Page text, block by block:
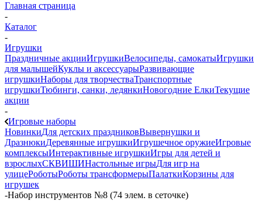
Главная страница
-
Каталог
-
Игрушки
Праздничные акцииИгрушкиВелосипеды, самокатыИгрушки
для малышейКуклы и аксессуарыРазвивающие
игрушкиНаборы для творчестваТранспортные
игрушкиТюбинги, санки, ледянкиНовогодние ЕлкиТекущие
акции
-
Игровые наборы
НовинкиДля детских праздниковВывернушки и
ДразнюкиДеревянные игрушкиИгрушечное оружиеИгровые
комплексыИнтерактивные игрушкиИгры для детей и
взрослыхСКВИШИНастольные игрыДля игр на
улицеРоботыРоботы трансформерыПалаткиКорзины для
игрушек
-Набор инструментов №8 (74 элем. в сеточке)